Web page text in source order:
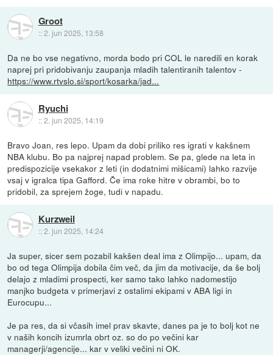
Groot
::2. jun 2025, 13:58
Da ne bo vse negativno, morda bodo pri COL le naredili en korak
naprej pri pridobivanju zaupanja mladih talentiranih talentov -
https://www.rtvslo.si/sport/kosarka/jad...
Ryuchi
::2. jun 2025, 14:19
Bravo Joan, res lepo. Upam da dobi priliko res igrati v kakšnem
NBA klubu. Bo pa najprej napad problem. Se pa, glede na leta in
predispozicije vsekakor z leti (in dodatnimi mišicami) lahko razvije
vsaj v igralca tipa Gafford. Če ima roke hitre v obrambi, bo to
pridobil, za sprejem žoge, tudi v napadu.
Kurzweil
::2. jun 2025, 14:24
Ja super, sicer sem pozabil kakšen deal ima z Olimpijo... upam, da
bo od tega Olimpija dobila čim več, da jim da motivacije, da še bolj
delajo z mladimi prospecti, ker samo tako lahko nadomestijo
manjko budgeta v primerjavi z ostalimi ekipami v ABA ligi in
Eurocupu...
Je pa res, da si včasih imel prav skavte, danes pa je to bolj kot ne
v naših koncih izumrla obrt oz. so do po večini kar
managerji/agencije... kar v veliki večini ni OK.